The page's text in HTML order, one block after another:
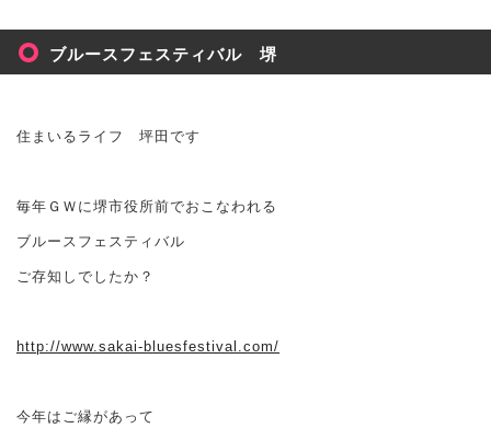
ブルースフェスティバル 堺
住まいるライフ 坪田です
毎年ＧＷに堺市役所前でおこなわれる
ブルースフェスティバル
ご存知しでしたか？
http://www.sakai-bluesfestival.com/
今年はご縁があって